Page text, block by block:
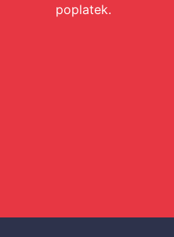
poplatek.